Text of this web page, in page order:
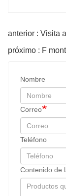
anterior : Visita
próximo : F
Nombre
Correo
Teléfono
Contenido de